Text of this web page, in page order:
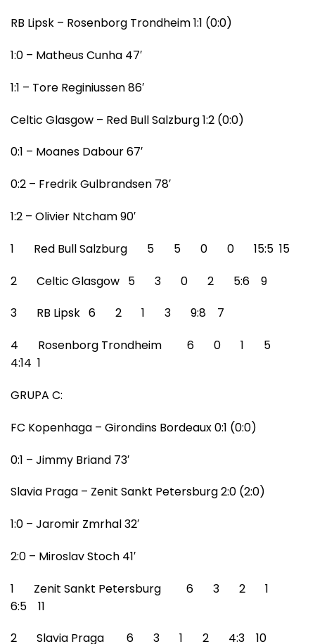
RB Lipsk – Rosenborg Trondheim 1:1 (0:0)
1:0 – Matheus Cunha 47′
1:1 – Tore Reginiussen 86′
Celtic Glasgow – Red Bull Salzburg 1:2 (0:0)
0:1 – Moanes Dabour 67′
0:2 – Fredrik Gulbrandsen 78′
1:2 – Olivier Ntcham 90′
1 Red Bull Salzburg 5 5 0 0 15:5 15
2 Celtic Glasgow 5 3 0 2 5:6 9
3 RB Lipsk 6 2 1 3 9:8 7
4 Rosenborg Trondheim 6 0 1 5
4:14 1
GRUPA C:
FC Kopenhaga – Girondins Bordeaux 0:1 (0:0)
0:1 – Jimmy Briand 73′
Slavia Praga – Zenit Sankt Petersburg 2:0 (2:0)
1:0 – Jaromir Zmrhal 32′
2:0 – Miroslav Stoch 41′
1 Zenit Sankt Petersburg 6 3 2 1
6:5 11
2 Slavia Praga 6 3 1 2 4:3 10